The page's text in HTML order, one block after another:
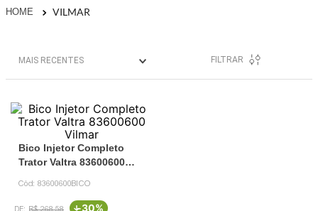
VILMAR
MAIS RECENTES FILTRAR
Bico Injetor Completo
Trator Valtra 83600600
Cód: 83600600BICO
-30%